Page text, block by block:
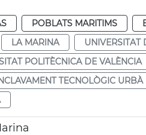
POBLATS MARITIMS
LA MARINA
UNIVERSITAT
POLITÈCNICA DE VALÈNCIA
TECNOLÒGIC URBÀ